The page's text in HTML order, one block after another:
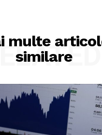
multe
similare